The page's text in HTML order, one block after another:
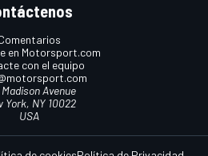
en Motorsport.com
con el equipo
Avenue
York, NY 10022
USA